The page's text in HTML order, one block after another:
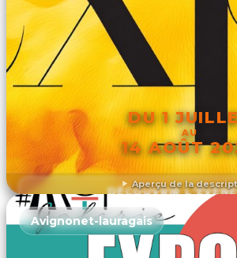
Aperçu de la
DU 1
AU
14 AOÛT
DÉCOUVRIR
Avignonet-lauragais